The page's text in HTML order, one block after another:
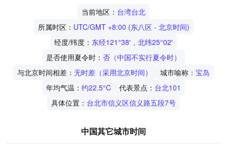
当前地区： 台湾台北
所属时区： UTC/GMT +8:00 (东八区 - 北京时间)
经度/纬度： 东经121°38′，北纬25°02′
是否使用夏令时： 否（中国不实行夏令时）
与北京时间相差： 无时差（采用北京时间） 城市喻称： 宝岛
年均气温： 约22.5°C 代表景点： 台北101
具体位置： 台北市信义区信义路五段7号
中国其它城市时间